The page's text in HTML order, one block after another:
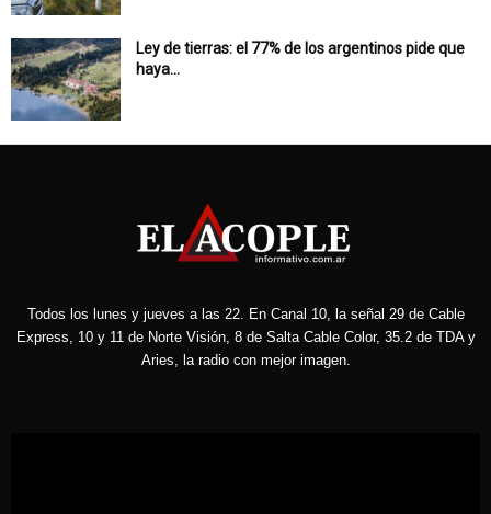
Ley de tierras: el 77% de los argentinos pide que
haya...
Todos los lunes y jueves a las 22. En Canal 10, la señal 29 de Cable
Express, 10 y 11 de Norte Visión, 8 de Salta Cable Color, 35.2 de TDA y
Aries, la radio con mejor imagen.